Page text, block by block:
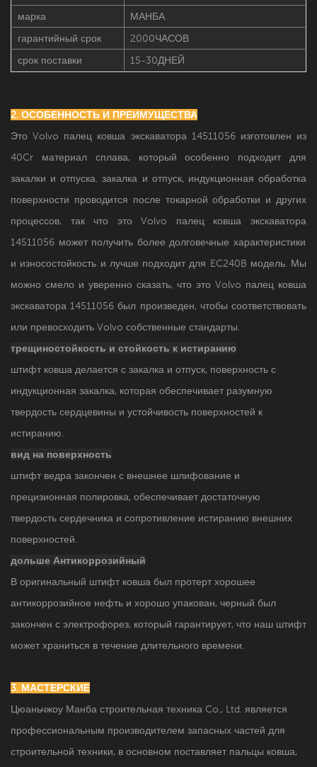
марка
МАНБА
гарантийный срок
2000ЧАСОВ
срок поставки
15-30ДНЕЙ
2. ОСОБЕННОСТЬ И ПРЕИМУЩЕСТВА
Это Volvo палец ковша экскаватора 14511056 изготовлен из
40Cr материал сплава, который особенно подходит для
закалки и отпуска. закалка и отпуск, индукционная обработка
поверхности проводится после токарной обработки и других
процессов, так что этоVolvo палец ковша экскаватора
14511056 может получить более долговечные характеристики
и износостойкость и лучше подходит для EC240B модель. Мы
можно смело и уверенно сказать, что это Volvo палец ковша
экскаватора 14511056 был произведен, чтобы соответствовать
или превосходить Volvo собственные стандарты.
трещиностойкость и стойкость к истиранию
штифт ковша делается с закалка и отпуск, поверхность с
индукционная закалка, которая обеспечивает разумную
твердость сердцевины и устойчивость поверхностей к
истиранию.
вид на поверхность
штифт ведра закончен с внешнее шлифование и
прецизионная полировка, обеспечивает достаточную
твердость сердечника и сопротивление истиранию внешних
поверхностей.
дольше Антикоррозийный
В оригинальный штифт ковша был протерт хорошее
антикоррозийное нефть и хорошо упакован, черный был
закончен с электрофорез, который гарантирует, что наш штифт
может храниться в течение длительного времени.
3. МАСТЕРСКИЕ
Цюаньчжоу Манба строительная техника Co., Ltd. является
профессиональным производителем запасных частей для
строительной техники, в основном поставляет пальцы ковша,